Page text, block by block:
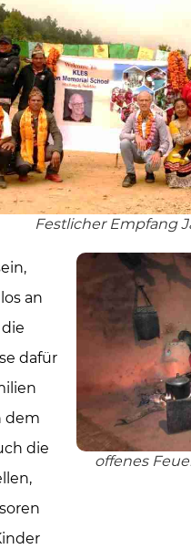
Festlicher Empfang
an
dafür
dem
die
offenes